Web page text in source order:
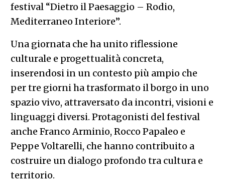
festival “Dietro il Paesaggio – Rodio,
Mediterraneo Interiore”.
Una giornata che ha unito riflessione
culturale e progettualità concreta,
inserendosi in un contesto più ampio che
per tre giorni ha trasformato il borgo in uno
spazio vivo, attraversato da incontri, visioni e
linguaggi diversi. Protagonisti del festival
anche Franco Arminio, Rocco Papaleo e
Peppe Voltarelli, che hanno contribuito a
costruire un dialogo profondo tra cultura e
territorio.